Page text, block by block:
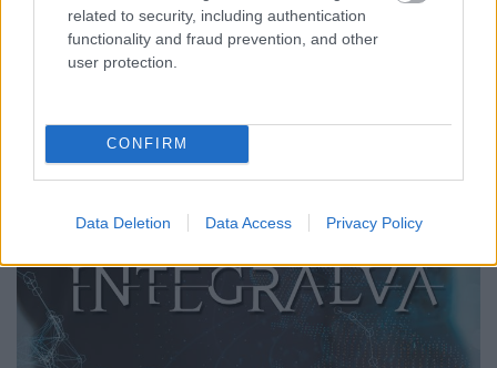
related to security, including authentication
functionality and fraud prevention, and other
user protection.
CONFIRM
Data Deletion Data Access Privacy Policy